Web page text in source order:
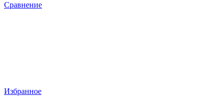
Сравнение
Избранное